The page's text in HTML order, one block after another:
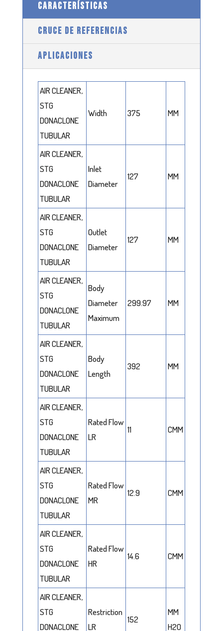
CARACTERÍSTICAS
CRUCE DE REFERENCIAS
APLICACIONES
AIR CLEANER,
STG
DONACLONE
TUBULAR
Width 375 MM
AIR CLEANER,
STG
DONACLONE
TUBULAR
Inlet
Diameter
127 MM
AIR CLEANER,
STG
DONACLONE
TUBULAR
Outlet
Diameter
127 MM
AIR CLEANER,
STG
DONACLONE
TUBULAR
Body
Diameter
Maximum
299.97 MM
AIR CLEANER,
STG
DONACLONE
TUBULAR
Body
Length
392 MM
AIR CLEANER,
STG
DONACLONE
TUBULAR
Rated Flow
LR
11 CMM
AIR CLEANER,
STG
DONACLONE
TUBULAR
Rated Flow
MR
12.9 CMM
AIR CLEANER,
STG
DONACLONE
TUBULAR
Rated Flow
HR
14.6 CMM
AIR CLEANER,
STG
DONACLONE
Restriction
LR
152
MM
H2O